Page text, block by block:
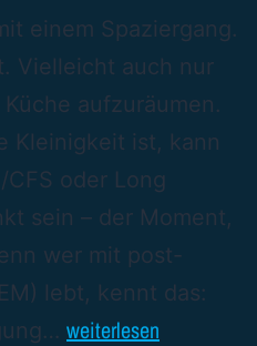
einem Spaziergang.
Vielleicht auch nur
aufzuräumen.
Kleinigkeit ist, kann
oder Long
sein – der Moment,
wer mit post-
lebt, kennt das:
weiterlesen